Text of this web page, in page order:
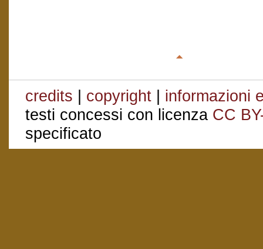
credits | copyright | informazioni
testi concessi con licenza CC
specificato